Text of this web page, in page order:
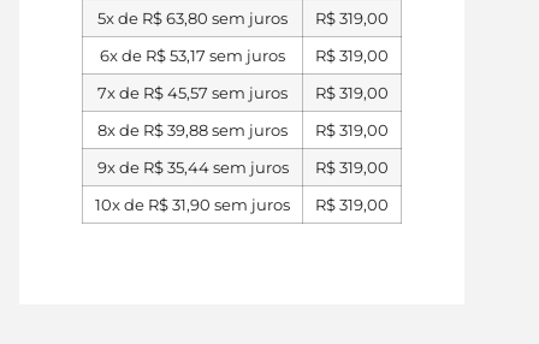
5x de R$63,80 sem juros R$319,00
6x de R$53,17 sem juros R$319,00
7x de R$45,57 sem juros R$319,00
8x de R$39,88sem juros R$319,00
9x de R$35,44sem juros R$319,00
10x de R$31,90 sem juros R$319,00